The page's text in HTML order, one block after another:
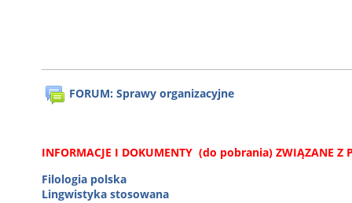
FORUM: Sprawy organizacyjne
INFORMACJE I DOKUMENTY (do pobrania) ZWIĄZANE Z
Filologia polska
Lingwistyka stosowana